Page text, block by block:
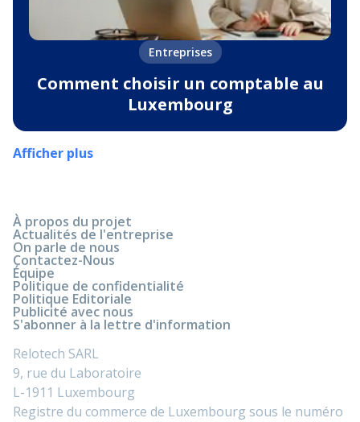
Entreprises
Comment choisir un comptable au
Luxembourg
Afficher plus
À propos du projet
Actualités de l'entreprise
On parle de nous
Contactez-Nous
Équipe
Politique de confidentialité
Politique Editoriale
Publicité avec nous
S'abonner à la lettre d'information
Relotech SARL
9, rue du Laboratoire
L-1911 Luxembourg
Registre du commerce de Luxembourg sous le numéro